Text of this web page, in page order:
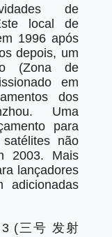
de
local de
1996 após
depois, um
(Zona de
em
dos
Uma
para
não
2003. Mais
lançadores
adicionadas
3 (三号 发射